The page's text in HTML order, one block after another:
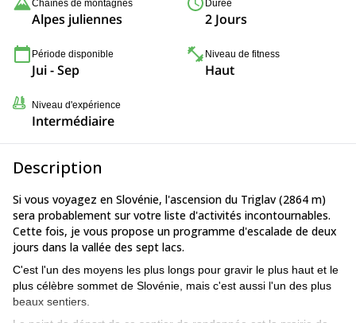
Chaînes de montagnes
Alpes juliennes
Durée
2 Jours
Période disponible
Jui - Sep
Niveau de fitness
Haut
Niveau d'expérience
Intermédiaire
Description
Si vous voyagez en Slovénie, l'ascension du Triglav (2864 m)
sera probablement sur votre liste d'activités incontournables.
Cette fois, je vous propose un programme d'escalade de deux
jours dans la vallée des sept lacs.
C'est l'un des moyens les plus longs pour gravir le plus haut et le
plus célèbre sommet de Slovénie, mais c'est aussi l'un des plus
beaux sentiers.